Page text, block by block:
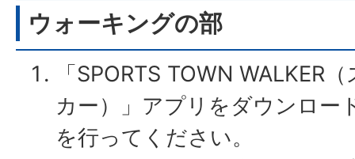
ウォーキングの部
「SPORTS TOWN WALKER
カー）」アプリをダウンロー
を行ってください。